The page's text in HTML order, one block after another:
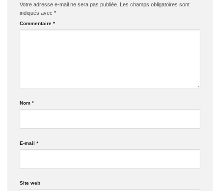
Votre adresse e-mail ne sera pas publiée. Les champs obligatoires sont
indiqués avec *
Commentaire *
Nom *
E-mail *
Site web